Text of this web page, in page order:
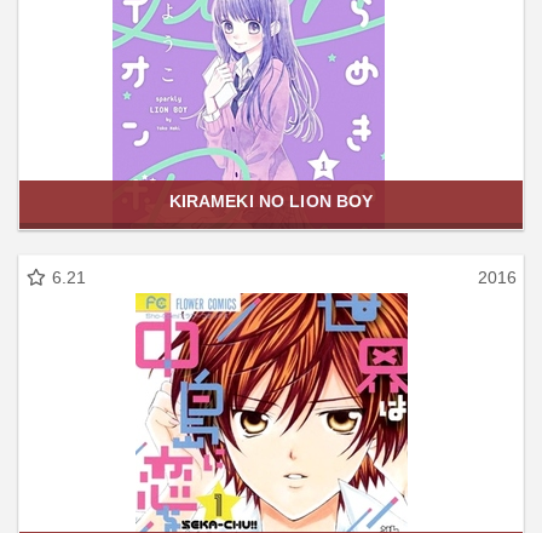
KIRAMEKI NO LION BOY
6.21 2016